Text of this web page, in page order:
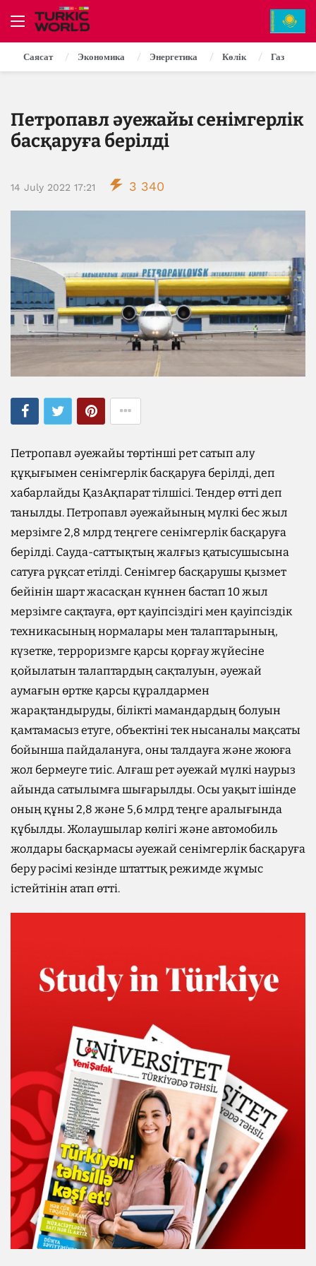
Саясат Экономика Энергетика Көлік Газ
Петропавл әуежайы сенімгерлік
басқаруға берілді
14 July 2022 17:21 3 340
Петропавл әуежайы төртінші рет сатып алу
құқығымен сенімгерлік басқаруға берілді, деп
хабарлайды ҚазАқпарат тілшісі. Тендер өтті деп
танылды. Петропавл әуежайының мүлкі бес жыл
мерзімге 2,8 млрд теңгеге сенімгерлік басқаруға
берілді. Сауда-саттықтың жалғыз қатысушысына
сатуға рұқсат етілді. Сенімгер басқарушы қызмет
бейінін шарт жасасқан күннен бастап 10 жыл
мерзімге сақтауға, өрт қауіпсіздігі мен қауіпсіздік
техникасының нормалары мен талаптарының,
күзетке, терроризмге қарсы қорғау жүйесіне
қойылатын талаптардың сақталуын, әуежай
аумағын өртке қарсы құралдармен
жарақтандыруды, білікті мамандардың болуын
қамтамасыз етуге, объектіні тек нысаналы мақсаты
бойынша пайдалануға, оны талдауға және жоюға
жол бермеуге тиіс. Алғаш рет әуежай мүлкі наурыз
айында сатылымға шығарылды. Осы уақыт ішінде
оның құны 2,8 және 5,6 млрд теңге аралығында
құбылды. Жолаушылар көлігі және автомобиль
жолдары басқармасы әуежай сенімгерлік басқаруға
беру рәсімі кезінде штаттық режимде жұмыс
істейтінін атап өтті.